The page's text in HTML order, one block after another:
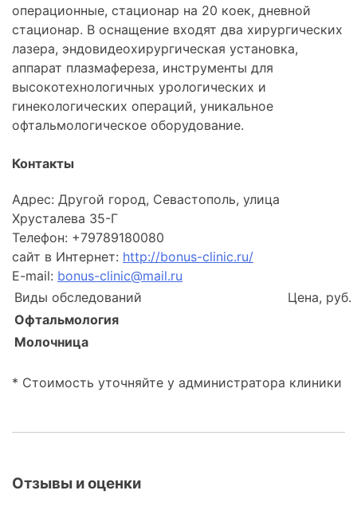
операционные, стационар на 20 коек, дневной
стационар. В оснащение входят два хирургических
лазера, эндовидеохирургическая установка,
аппарат плазмафереза, инструменты для
высокотехнологичных урологических и
гинекологических операций, уникальное
офтальмологическое оборудование.
Контакты
Адрес: Другой город, Севастополь, улица
Хрусталева 35-Г
Телефон: +79789180080
сайт в Интернет: http://bonus-clinic.ru/
E-mail: bonus-clinic@mail.ru
Виды обследований
Цена, руб.
Офтальмология
Молочница
* Стоимость уточняйте у администратора клиники
Отзывы и оценки